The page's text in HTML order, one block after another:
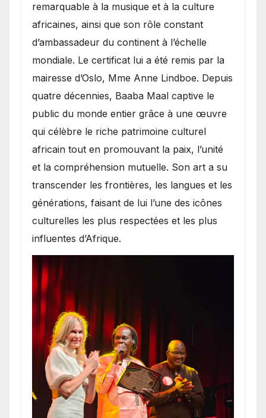
remarquable à la musique et à la culture
africaines, ainsi que son rôle constant
d’ambassadeur du continent à l’échelle
mondiale. Le certificat lui a été remis par la
mairesse d’Oslo, Mme Anne Lindboe. Depuis
quatre décennies, Baaba Maal captive le
public du monde entier grâce à une œuvre
qui célèbre le riche patrimoine culturel
africain tout en promouvant la paix, l’unité
et la compréhension mutuelle. Son art a su
transcender les frontières, les langues et les
générations, faisant de lui l’une des icônes
culturelles les plus respectées et les plus
influentes d’Afrique.